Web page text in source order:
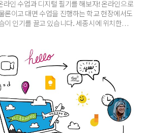
라인 수업과 디지털 필기를 해보자! 온라인으로
론이고 대면 수업을 진행하는 학교 현장에서도
이 인기를 끌고 있습니다. 세종시에 위치한
콤 원을 갤럭시탭에 연결해서 사용하면
편하게 필기를 하고, 수업 중 창작 활동도 할 수
탭을 이용해서 공부하고 필기하는 방법을 함께
과 와콤 원을 연결하는 방법은 아래의
에서 확인해주세요. ▶ 타블렛알못 금손되기
럭시탭..